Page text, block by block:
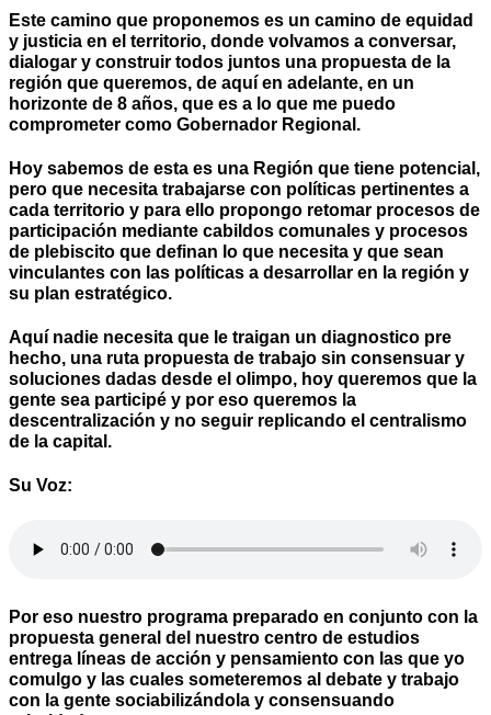
Este camino que proponemos es un camino de equidad
y justicia en el territorio, donde volvamos a conversar,
dialogar y construir todos juntos una propuesta de la
región que queremos, de aquí en adelante, en un
horizonte de 8 años, que es a lo que me puedo
comprometer como Gobernador Regional.
Hoy sabemos de esta es una Región que tiene potencial,
pero que necesita trabajarse con políticas pertinentes a
cada territorio y para ello propongo retomar procesos de
participación mediante cabildos comunales y procesos
de plebiscito que definan lo que necesita y que sean
vinculantes con las políticas a desarrollar en la región y
su plan estratégico.
Aquí nadie necesita que le traigan un diagnostico pre
hecho, una ruta propuesta de trabajo sin consensuar y
soluciones dadas desde el olimpo, hoy queremos que la
gente sea participé y por eso queremos la
descentralización y no seguir replicando el centralismo
de la capital.
Su Voz:
Por eso nuestro programa preparado en conjunto con la
propuesta general del nuestro centro de estudios
entrega líneas de acción y pensamiento con las que yo
comulgo y las cuales someteremos al debate y trabajo
con la gente sociabilizándola y consensuando